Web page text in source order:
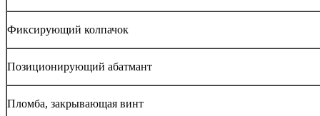
Фиксирующий колпачок
Позиционирующий абатмант
Пломба, закрывающая винт